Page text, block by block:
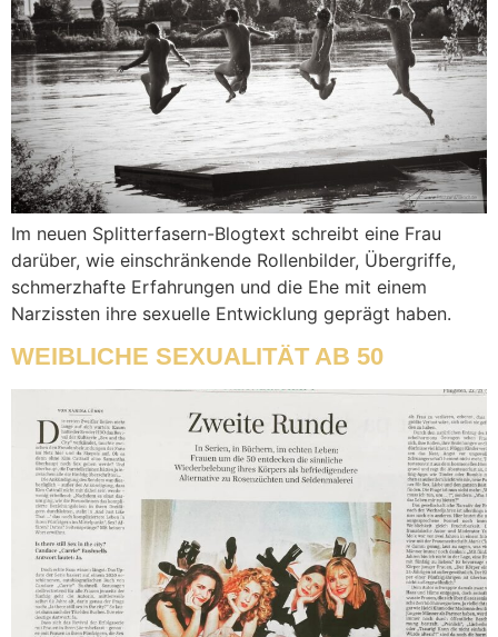
Im neuen Splitterfasern-Blogtext schreibt eine Frau
darüber, wie einschränkende Rollenbilder, Übergriffe,
schmerzhafte Erfahrungen und die Ehe mit einem
Narzissten ihre sexuelle Entwicklung geprägt haben.
WEIBLICHE SEXUALITÄT AB 50